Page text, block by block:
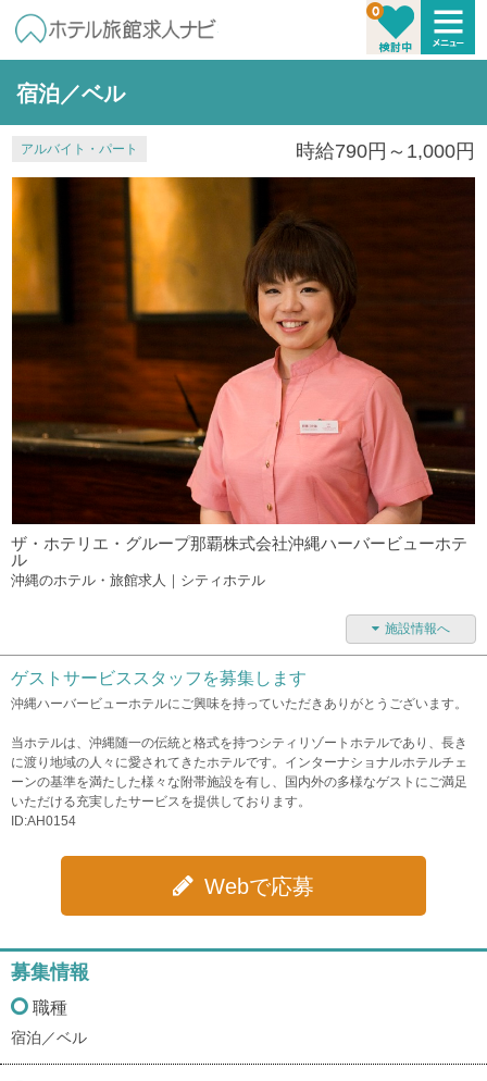
宿泊／ベル
アルバイト・パート 時給790円～1,000円
ザ・ホテリエ・グループ那覇株式会社沖縄ハーバービューホテ
ル
沖縄のホテル・旅館求人｜シティホテル
施設情報へ
ゲストサービススタッフを募集します
沖縄ハーバービューホテルにご興味を持っていただきありがとうございます。
当ホテルは、沖縄随一の伝統と格式を持つシティリゾートホテルであり、長き
に渡り地域の人々に愛されてきたホテルです。インターナショナルホテルチェ
ーンの基準を満たした様々な附帯施設を有し、国内外の多様なゲストにご満足
いただける充実したサービスを提供しております。
ID:AH0154
Webで応募
募集情報
職種
宿泊／ベル